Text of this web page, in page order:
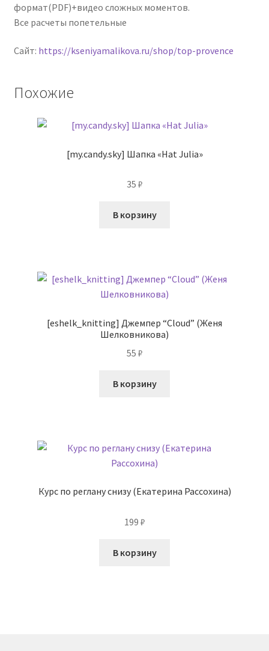
формат(PDF)+видео сложных моментов.
Все расчеты попетельные
Сайт: https://kseniyamalikova.ru/shop/top-provence
Похожие
[my.candy.sky] Шапка «Hat Julia»
35 ₽
В корзину
[eshelk_knitting] Джемпер “Cloud” (Женя
Шелковникова)
55 ₽
В корзину
Курс по реглану снизу (Екатерина Рассохина)
199 ₽
В корзину